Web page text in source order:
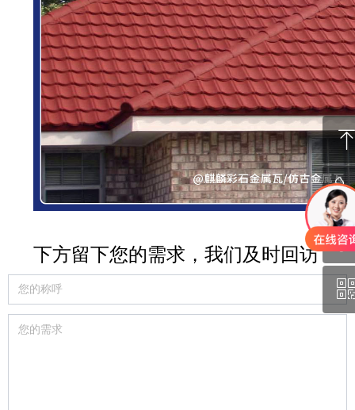
下方留下您的需求，我们及时回访
回到顶部
130-1131-0692
QQ